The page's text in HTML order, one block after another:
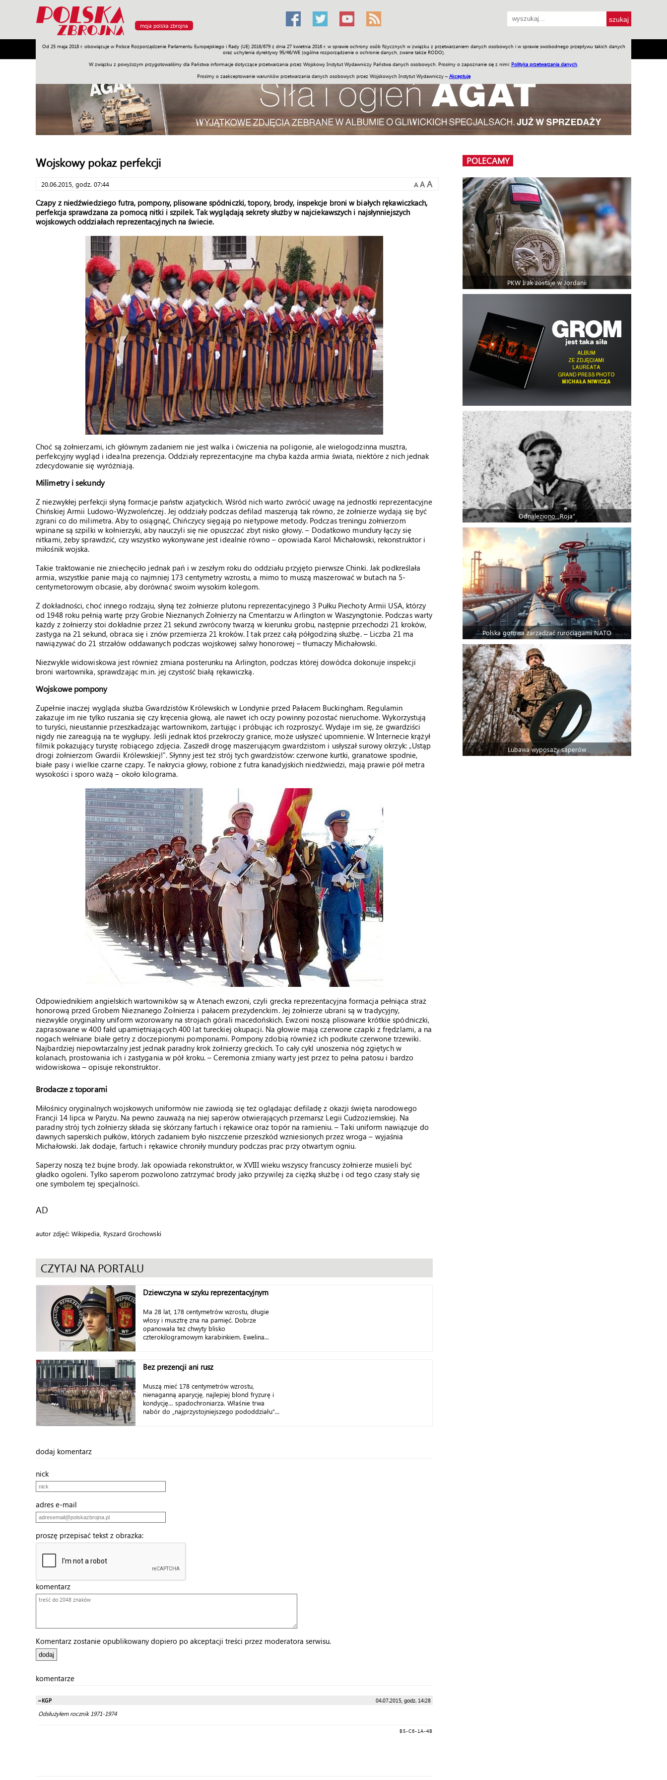
moja polska zbrojna
Od 25 maja 2018 r. obowiązuje w Polsce Rozporządzenie Parlamentu Europejskiego i Rady (UE) 2016/679 z dnia 27 kwietnia 2016 r. w sprawie ochrony osób fizycznych w związku z przetwarzaniem danych osobowych i w sprawie swobodnego przepływu takich danych
oraz uchylenia dyrektywy 95/46/WE (ogólne rozporządzenie o ochronie danych, zwane także RODO).
W związku z powyższym przygotowaliśmy dla Państwa informacje dotyczące przetwarzania przez Wojskowy Instytut Wydawniczy Państwa danych osobowych. Prosimy o zapoznanie się z nimi: Polityka przetwarzania danych
Prosimy o zaakceptowanie warunków przetwarzania danych osobowych przez Wojskowych Instytut Wydawniczy – Akceptuję
Armia Poligon Sprzęt Misje Polityka Prawo Świat Społeczność Sport Historia Galerie Wideo ENGLISH SKLEP Jednodniówki Praca w WIW
Wojskowy pokaz perfekcji
20.06.2015, godz. 07:44 A A A
Czapy z niedźwiedziego futra, pompony, plisowane spódniczki, topory, brody, inspekcje broni w białych rękawiczkach,
perfekcja sprawdzana za pomocą nitki i szpilek. Tak wyglądają sekrety służby w najciekawszych i najsłynniejszych
wojskowych oddziałach reprezentacyjnych na świecie.
Choć są żołnierzami, ich głównym zadaniem nie jest walka i ćwiczenia na poligonie, ale wielogodzinna musztra,
perfekcyjny wygląd i idealna prezencja. Oddziały reprezentacyjne ma chyba każda armia świata, niektóre z nich jednak
zdecydowanie się wyróżniają.
Milimetry i sekundy
Z niezwykłej perfekcji słyną formacje państw azjatyckich. Wśród nich warto zwrócić uwagę na jednostki reprezentacyjne
Chińskiej Armii Ludowo-Wyzwoleńczej. Jej oddziały podczas defilad maszerują tak równo, że żołnierze wydają się być
zgrani co do milimetra. Aby to osiągnąć, Chińczycy sięgają po nietypowe metody. Podczas treningu żołnierzom
wpinane są szpilki w kołnierzyki, aby nauczyli się nie opuszczać zbyt nisko głowy. – Dodatkowo mundury łączy się
nitkami, żeby sprawdzić, czy wszystko wykonywane jest idealnie równo – opowiada Karol Michałowski, rekonstruktor i
miłośnik wojska.
Takie traktowanie nie zniechęciło jednak pań i w zeszłym roku do oddziału przyjęto pierwsze Chinki. Jak podkreślała
armia, wszystkie panie mają co najmniej 173 centymetry wzrostu, a mimo to muszą maszerować w butach na 5-
centymetorowym obcasie, aby dorównać swoim wysokim kolegom.
Z dokładności, choć innego rodzaju, słyną też żołnierze plutonu reprezentacyjnego 3 Pułku Piechoty Armii USA, którzy
od 1948 roku pełnią wartę przy Grobie Nieznanych Żołnierzy na Cmentarzu w Arlington w Waszyngtonie. Podczas warty
każdy z żołnierzy stoi dokładnie przez 21 sekund zwrócony twarzą w kierunku grobu, następnie przechodzi 21 kroków,
zastyga na 21 sekund, obraca się i znów przemierza 21 kroków. I tak przez całą półgodziną służbę. – Liczba 21 ma
nawiązywać do 21 strzałów oddawanych podczas wojskowej salwy honorowej – tłumaczy Michałowski.
Niezwykle widowiskowa jest również zmiana posterunku na Arlington, podczas której dowódca dokonuje inspekcji
broni wartownika, sprawdzając m.in. jej czystość białą rękawiczką.
Wojskowe pompony
Zupełnie inaczej wygląda służba Gwardzistów Królewskich w Londynie przed Pałacem Buckingham. Regulamin
zakazuje im nie tylko ruszania się czy kręcenia głową, ale nawet ich oczy powinny pozostać nieruchome. Wykorzystują
to turyści, nieustannie przeszkadzając wartownikom, żartując i próbując ich rozproszyć. Wydaje im się, że gwardziści
nigdy nie zareagują na te wygłupy. Jeśli jednak ktoś przekroczy granice, może usłyszeć upomnienie. W Internecie krążył
filmik pokazujący turystę robiącego zdjęcia. Zaszedł drogę maszerującym gwardzistom i usłyszał surowy okrzyk: „Ustąp
drogi żołnierzom Gwardii Królewskiej!”. Słynny jest też strój tych gwardzistów: czerwone kurtki, granatowe spodnie,
białe pasy i wielkie czarne czapy. Te nakrycia głowy, robione z futra kanadyjskich niedźwiedzi, mają prawie pół metra
wysokości i sporo ważą – około kilograma.
Odpowiednikiem angielskich wartowników są w Atenach ewzoni, czyli grecka reprezentacyjna formacja pełniąca straż
honorową przed Grobem Nieznanego Żołnierza i pałacem prezydenckim. Jej żołnierze ubrani są w tradycyjny,
niezwykle oryginalny uniform wzorowany na strojach górali macedońskich. Ewzoni noszą plisowane krótkie spódniczki,
zaprasowane w 400 fałd upamiętniających 400 lat tureckiej okupacji. Na głowie mają czerwone czapki z frędzlami, a na
nogach wełniane białe getry z doczepionymi pomponami. Pompony zdobią również ich podkute czerwone trzewiki.
Najbardziej niepowtarzalny jest jednak paradny krok żołnierzy greckich. To cały cykl unoszenia nóg zgiętych w
kolanach, prostowania ich i zastygania w pół kroku. – Ceremonia zmiany warty jest przez to pełna patosu i bardzo
widowiskowa – opisuje rekonstruktor.
Brodacze z toporami
Miłośnicy oryginalnych wojskowych uniformów nie zawiodą się też oglądając defiladę z okazji święta narodowego
Francji 14 lipca w Paryżu. Na pewno zauważą na niej saperów otwierających przemarsz Legii Cudzoziemskiej. Na
paradny strój tych żołnierzy składa się skórzany fartuch i rękawice oraz topór na ramieniu. – Taki uniform nawiązuje do
dawnych saperskich pułków, których zadaniem było niszczenie przeszkód wzniesionych przez wroga – wyjaśnia
Michałowski. Jak dodaje, fartuch i rękawice chroniły mundury podczas prac przy otwartym ogniu.
Saperzy noszą też bujne brody. Jak opowiada rekonstruktor, w XVIII wieku wszyscy francuscy żołnierze musieli być
gładko ogoleni. Tylko saperom pozwolono zatrzymać brody jako przywilej za ciężką służbę i od tego czasy stały się
one symbolem tej specjalności.
AD
autor zdjęć: Wikipedia, Ryszard Grochowski
CZYTAJ NA PORTALU
Dziewczyna w szyku reprezentacyjnym
Ma 28 lat, 178 centymetrów wzrostu, długie
włosy i musztrę zna na pamięć. Dobrze
opanowała też chwyty blisko
czterokilogramowym karabinkiem. Ewelina...
Bez prezencji ani rusz
Muszą mieć 178 centymetrów wzrostu,
nienaganną aparycję, najlepiej blond fryzurę i
kondycję… spadochroniarza. Właśnie trwa
nabór do „najprzystojniejszego pododdziału”...
dodaj komentarz
nick
adres e-mail
proszę przepisać tekst z obrazka:
komentarz
Komentarz zostanie opublikowany dopiero po akceptacji treści przez moderatora serwisu.
komentarze
~KGP 04.07.2015, godz. 14:28
Odsłużyłem rocznik 1971-1974
B5-C6-1A-4B
POLECAMY
PKW Irak zostaje w Jordanii
Odnaleziono „Roja”
Polska gotowa zarządzać rurociągami NATO
Lubawa wyposaży saperów